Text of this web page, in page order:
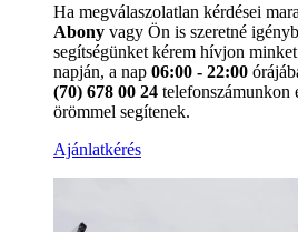
Ha megválaszolatlan kérdései
Abony vagy Ön is szeretné
segítségünket kérem hívjon
napján, a nap 06:00 - 22:00
(70) 678 00 24 telefonszámunkon
örömmel segítenek.
Ajánlatkérés